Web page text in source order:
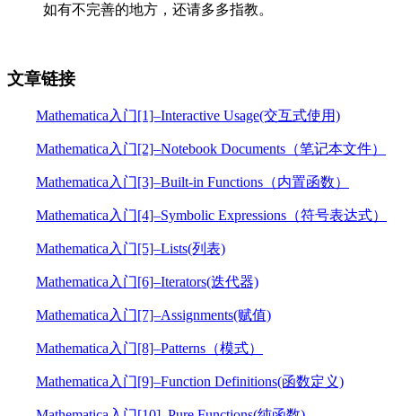
如有不完善的地方，还请多多指教。
文章链接
Mathematica入门[1]–Interactive Usage(交互式使用)
Mathematica入门[2]–Notebook Documents（笔记本文件）
Mathematica入门[3]–Built-in Functions（内置函数）
Mathematica入门[4]–Symbolic Expressions（符号表达式）
Mathematica入门[5]–Lists(列表)
Mathematica入门[6]–Iterators(迭代器)
Mathematica入门[7]–Assignments(赋值)
Mathematica入门[8]–Patterns（模式）
Mathematica入门[9]–Function Definitions(函数定义)